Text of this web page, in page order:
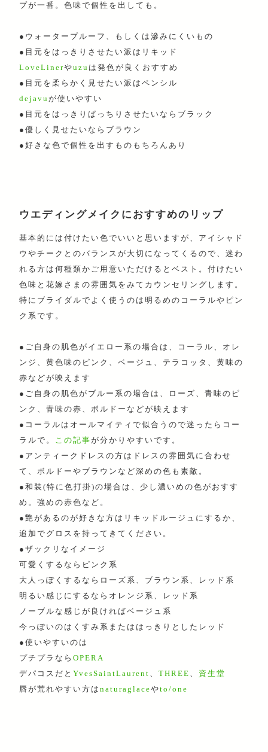
プが一番。色味で個性を出しても。
●ウォータープルーフ、もしくは滲みにくいもの
●目元をはっきりさせたい派はリキッド
LoveLinerやuzu は発色が良くおすすめ
●目元を柔らかく見せたい派はペンシル
dejavuが使いやすい
●目元をはっきりぱっちりさせたいならブラック
●優しく見せたいならブラウン
●好きな色で個性を出すものもちろんあり
ウエディングメイクにおすすめのリップ
基本的には付けたい色でいいと思いますが、アイシャド
ウやチークとのバランスが大切になってくるので、迷わ
れる方は何種類かご用意いただけるとベスト。付けたい
色味と花嫁さまの雰囲気をみてカウンセリングします。
特にブライダルでよく使うのは明るめのコーラルやピン
ク系です。
●ご自身の肌色がイエロー系の場合は、コーラル、オレ
ンジ、黄色味のピンク、ベージュ、テラコッタ、黄味の
赤などが映えます
●ご自身の肌色がブルー系の場合は、ローズ、青味のピ
ンク、青味の赤、ボルドーなどが映えます
●コーラルはオールマイティで似合うので迷ったらコー
ラルで。 この記事が分かりやすいです。
●アンティークドレスの方はドレスの雰囲気に合わせ
て、ボルドーやブラウンなど深めの色も素敵。
●和装(特に色打掛)の場合は、少し濃いめの色がおすす
め。強めの赤色など。
●艶があるのが好きな方はリキッドルージュにするか、
追加でグロスを持ってきてください。
●ザックリなイメージ
可愛くするならピンク系
大人っぽくするならローズ系、ブラウン系、レッド系
明るい感じにするならオレンジ系、レッド系
ノーブルな感じが良ければベージュ系
今っぽいのはくすみ系またははっきりとしたレッド
●使いやすいのは
プチプラならOPERA
デパコスだとYvesSaintLaurent 、THREE 、 資生堂
唇が荒れやすい方はnaturaglaceやto/one